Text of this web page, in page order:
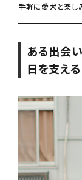
手軽に愛犬と楽し
ある出会
日を支え